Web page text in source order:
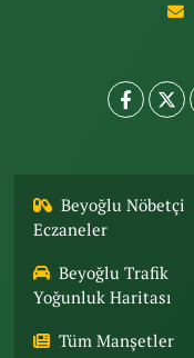
Beyoğlu Nöbetçi
Eczaneler
Beyoğlu Trafik
Yoğunluk Haritası
Tüm Manşetler